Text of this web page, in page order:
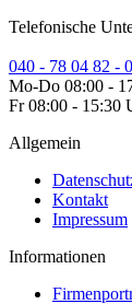
Telefonische
040 - 78 04 82 - 0
Mo-Do 08:00 -
Fr 08:00 - 15:30
Allgemein
Kontakt
Impressum
Informationen